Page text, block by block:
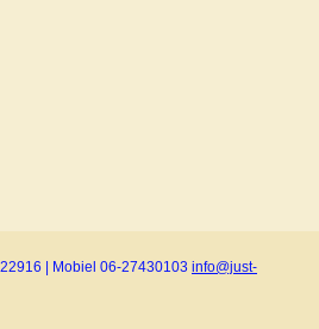
| Mobiel 06-27430103 info@just-